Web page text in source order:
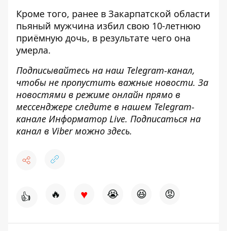
Кроме того, ранее в Закарпатской области
пьяный мужчина избил свою 10-летнюю
приёмную дочь, в результате чего она
умерла.
Подписывайтесь на наш Telegram-канал,
чтобы не пропустить важные новости. За
новостями в режиме онлайн прямо в
мессенджере следите в нашем Telegram-
канале Информатор Live. Подписаться на
канал в Viber можно здесь.
👍 🔥 ♥ 😭 😆 😡